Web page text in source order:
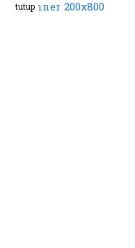
tutup